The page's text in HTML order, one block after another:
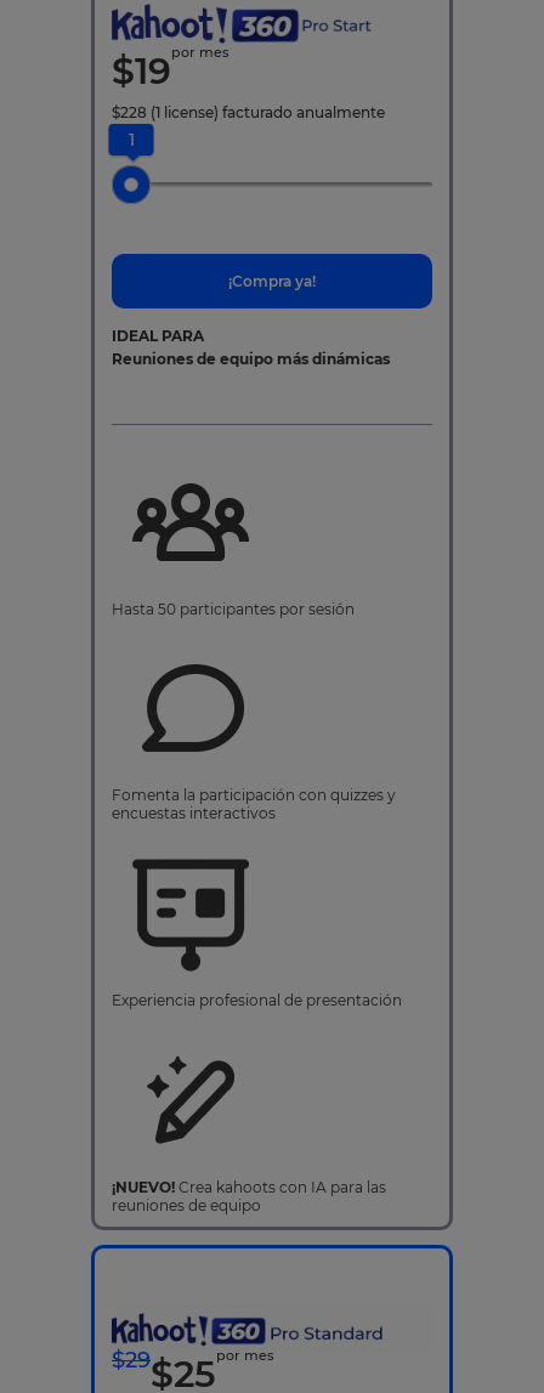
$19por mes
$228 (1 license) facturado anualmente
1
¡Compra ya!
IDEAL PARA
Reuniones de equipo más dinámicas
Hasta 50 participantes por sesión
Fomenta la participación con quizzes y
encuestas interactivos
Experiencia profesional de presentación
¡NUEVO! Crea kahoots con IA para las
reuniones de equipo
$29$25por mes